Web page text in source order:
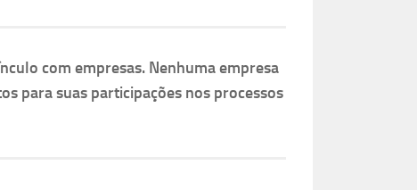
com empresas. Nenhuma empresa
para suas participações nos processos